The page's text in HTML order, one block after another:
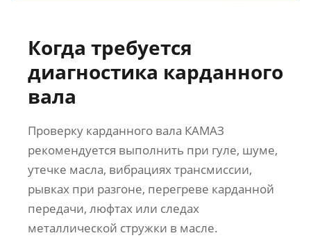
Когда требуется
диагностика карданного
вала
Проверку карданного вала КАМАЗ
рекомендуется выполнить при гуле, шуме,
утечке масла, вибрациях трансмиссии,
рывках при разгоне, перегреве карданной
передачи, люфтах или следах
металлической стружки в масле.